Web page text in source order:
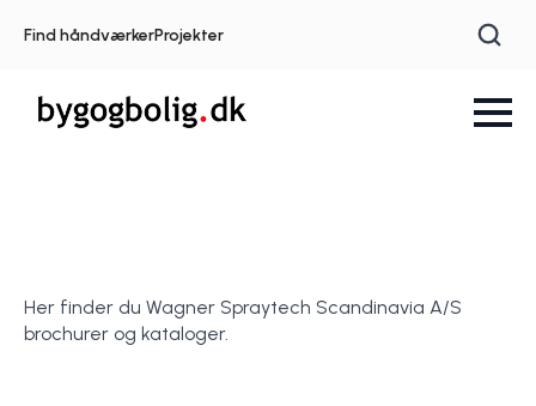
Find håndværkerProjekter
Her finder du Wagner Spraytech Scandinavia A/S
brochurer og kataloger.